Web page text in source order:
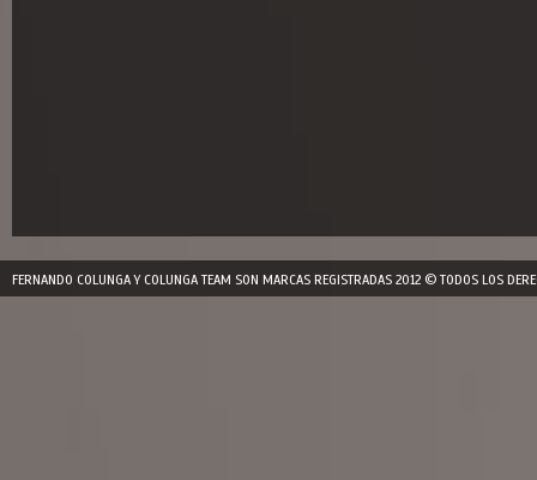
FERNANDO COLUNGA Y COLUNGA TEAM SON MARCAS REGISTRADAS 2012 © TODOS LOS